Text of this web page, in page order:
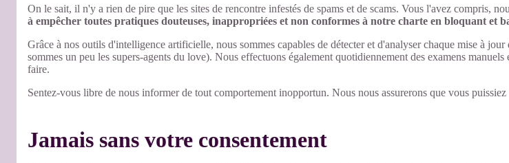
On le sait, il n'y a rien de pire que les sites de rencontre infestés de spams et de scams. Vous l'avez compris,
à empêcher toutes pratiques douteuses, inappropriées et non conformes à notre charte en bloquant et
Grâce à nos outils d'intelligence artificielle, nous sommes capables de détecter et d'analyser chaque mise à
sommes un peu les supers-agents du love). Nous effectuons également quotidiennement des examens
faire.
Sentez-vous libre de nous informer de tout comportement inopportun. Nous nous assurerons que vous
Jamais sans votre consentement